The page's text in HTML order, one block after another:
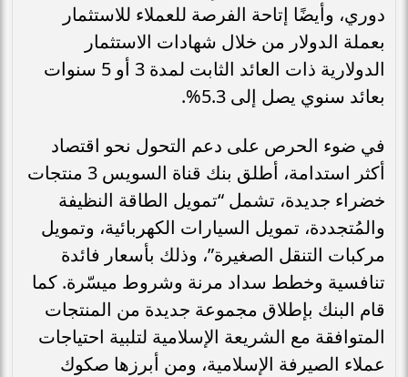
دوري، وأيضًا إتاحة الفرصة للعملاء للاستثمار
بعملة الدولار من خلال شهادات الاستثمار
الدولارية ذات العائد الثابت لمدة 3 أو 5 سنوات
بعائد سنوي يصل إلى 5.3%.
في ضوء الحرص على دعم التحول نحو اقتصاد
أكثر استدامة، أطلق بنك قناة السويس 3 منتجات
خضراء جديدة، تشمل “تمويل الطاقة النظيفة
والمُتجددة، تمويل السيارات الكهربائية، وتمويل
مركبات التنقل الصغيرة”، وذلك بأسعار فائدة
تنافسية وخطط سداد مرنة وشروط ميسّرة. كما
قام البنك بإطلاق مجموعة جديدة من المنتجات
المتوافقة مع الشريعة الإسلامية لتلبية احتياجات
عملاء الصيرفة الإسلامية، ومن أبرزها صكوك